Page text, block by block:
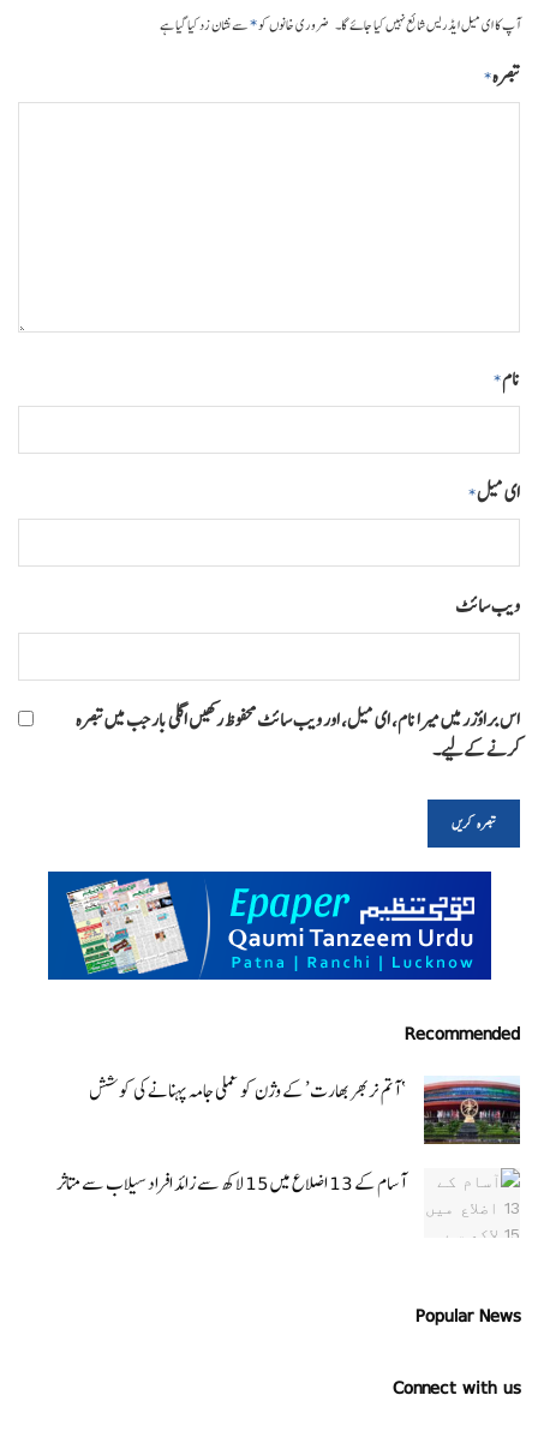
آپ کا ای میل ایڈریس شائع نہیں کیا جائے گا۔ ضروری خانوں کو*سے نشان زد کیا گیا ہے
تبصرہ*
نام*
ای میل*
ویب‌ سائٹ
اس براؤزر میں میرا نام، ای میل، اور ویب سائٹ محفوظ رکھیں اگلی بار جب میں تبصرہ
کرنے کےلیے۔
Recommended
‘ آتم نربھر بھارت’ کے وژن کو عملی جامہ پہنانے کی کوشش
آسام کے 13 اضلاع میں 15 لاکھ سے زائد افراد سیلاب سے متاثر
Popular News
Connect with us